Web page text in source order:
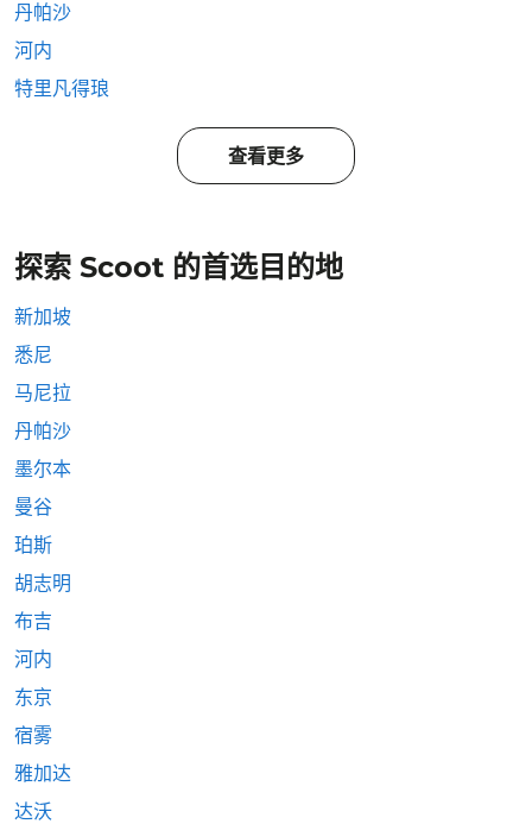
丹帕沙
河内
特里凡得琅
查看更多
探索 Scoot 的首选目的地
新加坡
悉尼
马尼拉
丹帕沙
墨尔本
曼谷
珀斯
胡志明
布吉
河内
东京
宿雾
雅加达
达沃